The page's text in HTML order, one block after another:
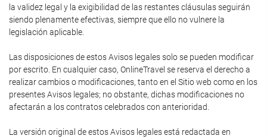
la validez legal y la exigibilidad de las restantes cláusulas seguirán
siendo plenamente efectivas, siempre que ello no vulnere la
legislación aplicable.
Las disposiciones de estos Avisos legales solo se pueden modificar
por escrito. En cualquier caso, OnlineTravel se reserva el derecho a
realizar cambios o modificaciones, tanto en el Sitio web como en los
presentes Avisos legales; no obstante, dichas modificaciones no
afectarán a los contratos celebrados con anterioridad.
La versión original de estos Avisos legales está redactada en